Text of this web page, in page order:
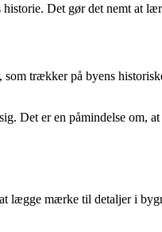
Det gør det nemt at
trækker på byens
Det er en påmindelse om,
lægge mærke til detaljer i